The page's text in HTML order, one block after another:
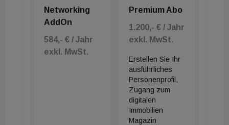
Investitionsentscheidungen. Die Vernetzung von
Gebäudedaten ermöglicht zudem signifikante
Steigerungen der Energieeffizienz im laufenden
Betrieb.
Politischer Rahmen und Leistbarkeit
Manfred Haimbuchner, Landeshauptmann-
Stellvertreter in Oberösterreich, ordnete die
Networking
AddOn
584,- € / Jahr
exkl. MwSt.
Premium Abo
1.200,- € / Jahr
exkl. MwSt.
Erstellen Sie Ihr
ausführliches
Personenprofil,
Zugang zum
digitalen
Immobilien
Magazin